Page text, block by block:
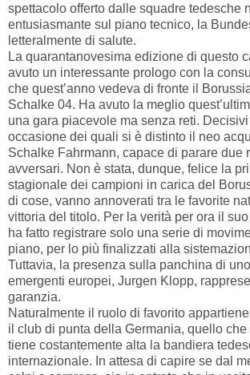
spettacolo offerto dalle squadre tedesche
entusiasmante sul piano tecnico, la
letteralmente di salute.
La quarantanovesima edizione di questo
avuto un interessante prologo con la
che quest’anno vedeva di fronte il
Schalke 04. Ha avuto la meglio
una gara piacevole ma senza reti.
occasione dei quali si è distinto il neo
Schalke Fahrmann, capace di parare due
avversari. Non è stata, dunque, felice la
stagionale dei campioni in carica del
di cose, vanno annoverati tra le favorite
vittoria del titolo. Per la verità per ora il
ha fatto registrare solo una serie di
piano, per lo più finalizzati alla
Tuttavia, la presenza sulla panchina di
emergenti europei, Jurgen Klopp,
garanzia.
Naturalmente il ruolo di favorito
il club di punta della Germania, quello
tiene costantemente alta la bandiera
internazionale. In attesa di capire se dal